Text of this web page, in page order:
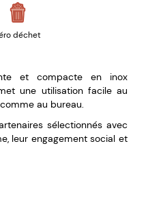
déchet
et compacte en inox
une utilisation facile au
au bureau.
sélectionnés avec
leur engagement social et